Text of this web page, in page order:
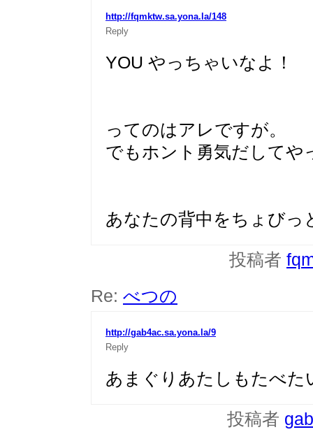
http://fqmktw.sa.yona.la/148
Reply
YOU やっちゃいなよ！
ってのはアレですが。
でもホント勇気だしてや
あなたの背中をちょびっ
投稿者
Re: べつの
http://gab4ac.sa.yona.la/9
Reply
あまぐりあたしもたべた
投稿者